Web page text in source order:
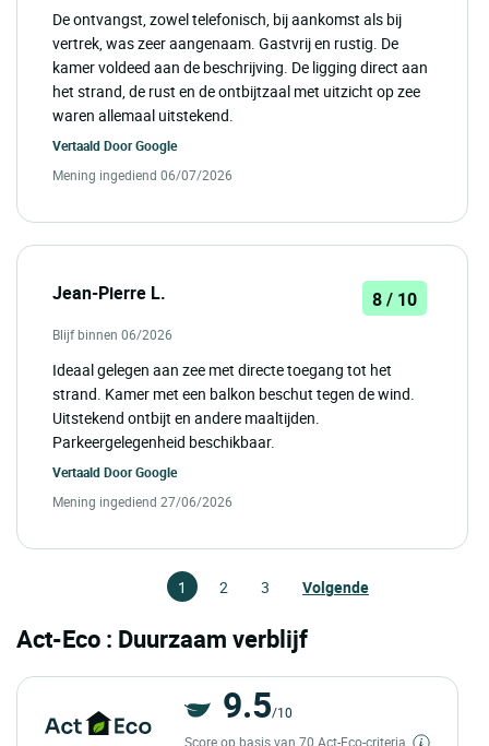
De ontvangst, zowel telefonisch, bij aankomst als bij
vertrek, was zeer aangenaam. Gastvrij en rustig. De
kamer voldeed aan de beschrijving. De ligging direct aan
het strand, de rust en de ontbijtzaal met uitzicht op zee
waren allemaal uitstekend.
Vertaald DoorGoogle
Mening ingediend 06/07/2026
Jean-Pierre L. 8 / 10
Blijf binnen 06/2026
Ideaal gelegen aan zee met directe toegang tot het
strand. Kamer met een balkon beschut tegen de wind.
Uitstekend ontbijt en andere maaltijden.
Parkeergelegenheid beschikbaar.
Vertaald DoorGoogle
Mening ingediend 27/06/2026
1 2 3 Volgende
Act-Eco : Duurzaam verblijf
9.5/10
Score op basis van 70 Act-Eco-criteria